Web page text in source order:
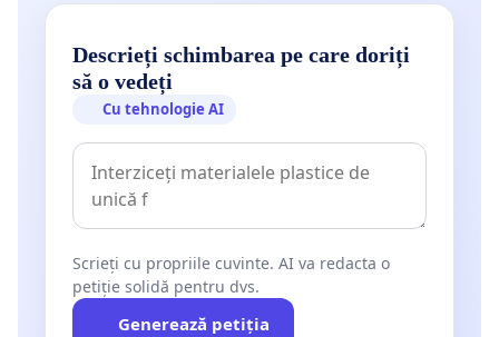
Descrieți schimbarea pe care doriți
să o vedeți
Cu tehnologie AI
Scrieți cu propriile cuvinte. AI va redacta o
petiție solidă pentru dvs.
Generează petiția